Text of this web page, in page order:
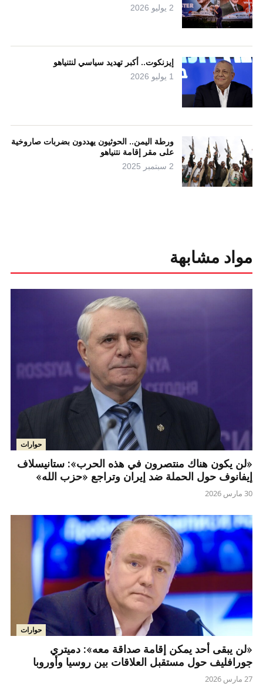
2 يوليو 2026
إيزنكوت.. أكبر تهديد سياسي لنتنياهو
1 يوليو 2026
ورطة اليمن.. الحوثيون يهددون بضربات صاروخية
على مقر إقامة نتنياهو
2 سبتمبر 2025
مواد مشابهة
حوارات
«لن يكون هناك منتصرون في هذه الحرب»: ستانيسلاف
إيفانوف حول الحملة ضد إيران وتراجع «حزب الله»
30 مارس 2026
حوارات
«لن يبقى أحد يمكن إقامة صداقة معه»: دميتري
جورافليف حول مستقبل العلاقات بين روسيا وأوروبا
27 مارس 2026